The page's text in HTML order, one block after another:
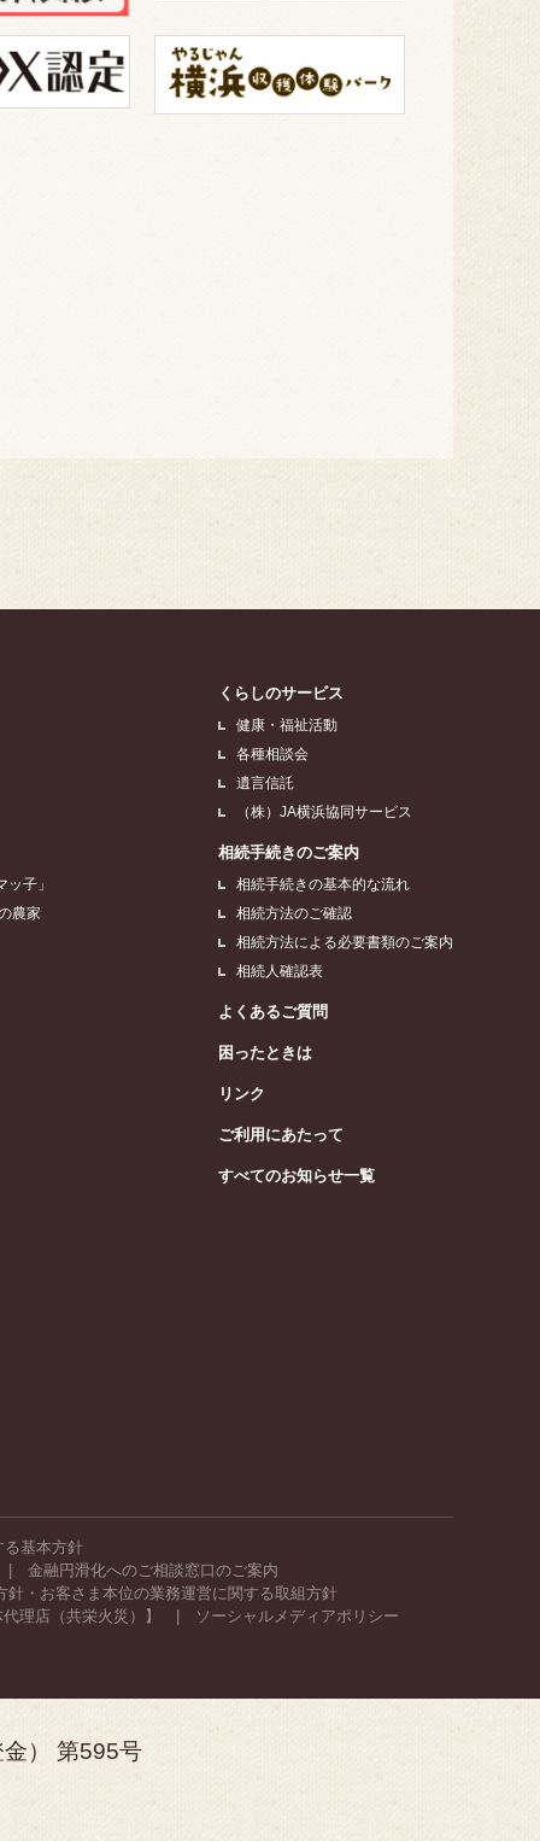
子」
農家
くらしのサービス
健康・福祉活動
各種相談会
遺言信託
（株）JA横浜協同サービス
相続手続きのご案内
相続手続きの基本的な流れ
相続方法のご確認
相続方法による必要書類のご案内
相続人確認表
よくあるご質問
困ったときは
リンク
ご利用にあたって
すべてのお知らせ一覧
る基本方針
金融円滑化へのご相談窓口のご案内
針・お客さま本位の業務運営に関する取組方針
理店（共栄火災）】
ソーシャルメディアポリシー
） 第595号